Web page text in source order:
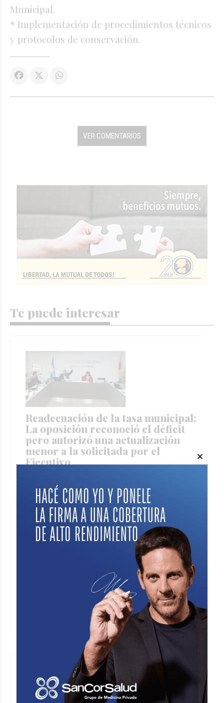
Municipal.
* Implementación de procedimientos técnicos
y protocolos de conservación.
VER COMENTARIOS
Te puede interesar
Readecuación de la tasa municipal:
La oposición reconoció el déficit
pero autorizó una actualización
menor a la solicitada por el
Ejecutivo
La Justicia vuelve a exigir avances
en el Complejo Ambiental
Sunchales y advierte con multas por
incumplimientos
Ciudad Hace 1 día